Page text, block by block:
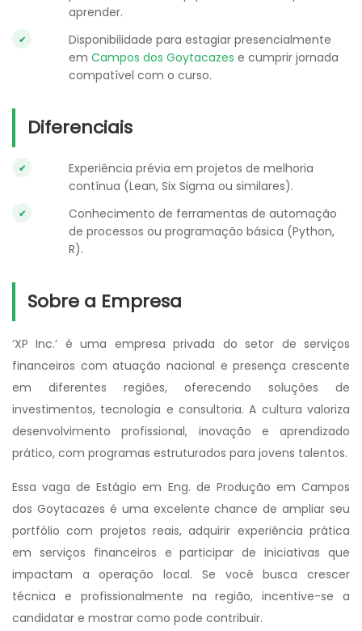
aprender.
Disponibilidade para estagiar presencialmente
em Campos dos Goytacazes e cumprir jornada
compatível com o curso.
Diferenciais
Experiência prévia em projetos de melhoria
contínua (Lean, Six Sigma ou similares).
Conhecimento de ferramentas de automação
de processos ou programação básica (Python,
R).
Sobre a Empresa
‘XP Inc.’ é uma empresa privada do setor de serviços
financeiros com atuação nacional e presença crescente
em diferentes regiões, oferecendo soluções de
investimentos, tecnologia e consultoria. A cultura valoriza
desenvolvimento profissional, inovação e aprendizado
prático, com programas estruturados para jovens talentos.
Essa vaga de Estágio em Eng. de Produção em Campos
dos Goytacazes é uma excelente chance de ampliar seu
portfólio com projetos reais, adquirir experiência prática
em serviços financeiros e participar de iniciativas que
impactam a operação local. Se você busca crescer
técnica e profissionalmente na região, incentive-se a
candidatar e mostrar como pode contribuir.